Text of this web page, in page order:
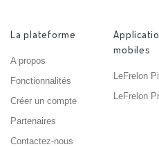
La plateforme
A propos
Fonctionnalités
Créer un compte
Partenaires
Contactez-nous
mobiles
LeFrelon
LeFrelon